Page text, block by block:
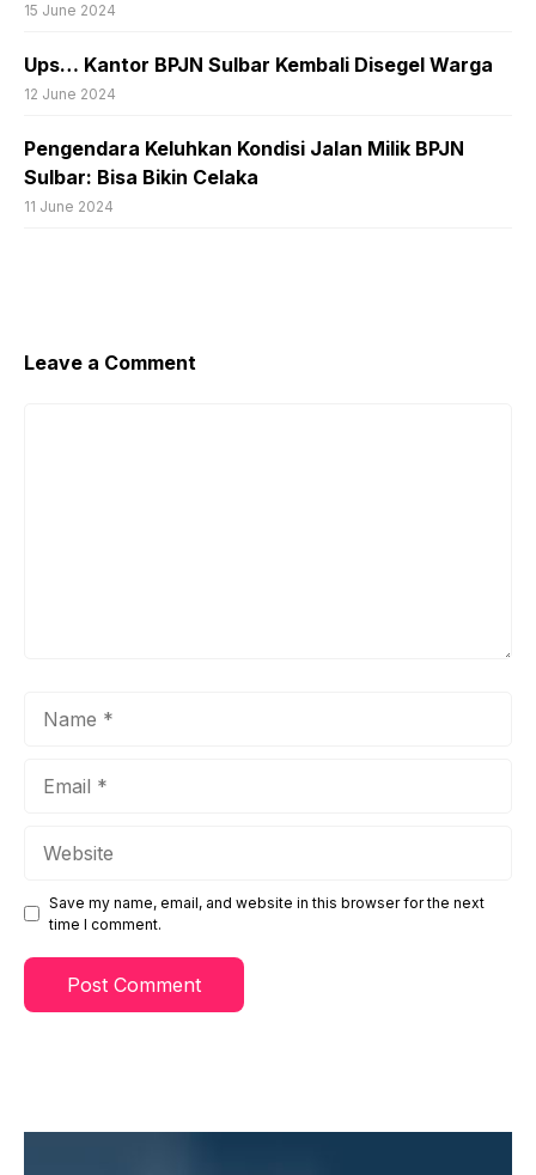
15 June 2024
Ups… Kantor BPJN Sulbar Kembali Disegel Warga
12 June 2024
Pengendara Keluhkan Kondisi Jalan Milik BPJN
Sulbar: Bisa Bikin Celaka
11 June 2024
Leave a Comment
Save my name, email, and website in this browser for the next
time I comment.